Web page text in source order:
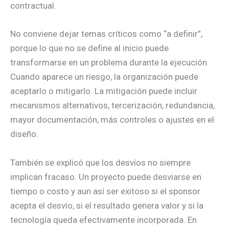
contractual.
No conviene dejar temas críticos como “a definir”,
porque lo que no se define al inicio puede
transformarse en un problema durante la ejecución.
Cuando aparece un riesgo, la organización puede
aceptarlo o mitigarlo. La mitigación puede incluir
mecanismos alternativos, tercerización, redundancia,
mayor documentación, más controles o ajustes en el
diseño.
También se explicó que los desvíos no siempre
implican fracaso. Un proyecto puede desviarse en
tiempo o costo y aun así ser exitoso si el sponsor
acepta el desvío, si el resultado genera valor y si la
tecnología queda efectivamente incorporada. En